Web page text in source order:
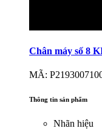
Chân máy số 8
MÃ:
Thông tin sản phẩm
Nhãn hiệu